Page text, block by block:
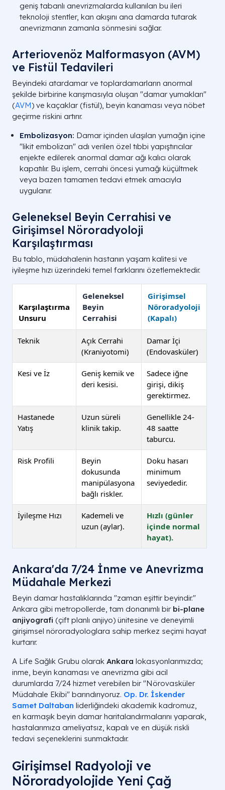
geniş tabanlı anevrizmalarda kullanılan bu ileri
teknoloji stentler, kan akışını ana damarda tutarak
anevrizmanın zamanla sönmesini sağlar.
Arteriovenöz Malformasyon (AVM)
ve Fistül Tedavileri
Beyindeki atardamar ve toplardamarların anormal
şekilde birbirine karışmasıyla oluşan "damar yumakları"
(AVM) ve kaçaklar (fistül), beyin kanaması veya nöbet
geçirme riskini artırır.
Embolizasyon: Damar içinden ulaşılan yumağın içine
"likit embolizan" adı verilen özel tıbbi yapıştırıcılar
enjekte edilerek anormal damar ağı kalıcı olarak
kapatılır. Bu işlem, cerrahi öncesi yumağı küçültmek
veya bazen tamamen tedavi etmek amacıyla
uygulanır.
Geleneksel Beyin Cerrahisi ve
Girişimsel Nöroradyoloji
Karşılaştırması
Bu tablo, müdahalenin hastanın yaşam kalitesi ve
iyileşme hızı üzerindeki temel farklarını özetlemektedir.
Karşılaştırma
Unsuru
Geleneksel
Beyin
Cerrahisi
Girişimsel
Nöroradyoloji
(Kapalı)
Teknik
Açık Cerrahi
(Kraniyotomi)
Damar İçi
(Endovasküler)
Kesi ve İz
Geniş kemik ve
deri kesisi.
Sadece iğne
girişi, dikiş
gerektirmez.
Hastanede
Yatış
Uzun süreli
klinik takip.
Genellikle 24-
48 saatte
taburcu.
Risk Profili
Beyin
dokusunda
manipülasyona
bağlı riskler.
Doku hasarı
minimum
seviyededir.
İyileşme Hızı
Kademeli ve
uzun (aylar).
Hızlı (günler
içinde normal
hayat).
Ankara'da 7/24 İnme ve Anevrizma
Müdahale Merkezi
Beyin damar hastalıklarında "zaman eşittir beyindir."
Ankara gibi metropollerde, tam donanımlı bir bi-plane
anjiyografi (çift planlı anjiyo) ünitesine ve deneyimli
girişimsel nöroradyologlara sahip merkez seçimi hayat
kurtarır.
A Life Sağlık Grubu olarak Ankara lokasyonlarımızda;
inme, beyin kanaması ve anevrizma gibi acil
durumlarda 7/24 hizmet verebilen bir "Nörovasküler
Müdahale Ekibi" barındırıyoruz. Op. Dr. İskender
Samet Daltaban liderliğindeki akademik kadromuz,
en karmaşık beyin damar haritalandırmalarını yaparak,
hastalarımıza ameliyatsız, kapalı ve en düşük riskli
tedavi seçeneklerini sunmaktadır.
Girişimsel Radyoloji ve
Nöroradyolojide Yeni Çağ